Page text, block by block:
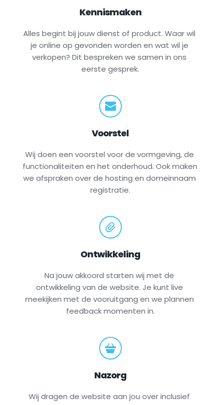
Kennismaken
Alles begint bij jouw dienst of product. Waar wil
je online op gevonden worden en wat wil je
verkopen? Dit bespreken we samen in ons
eerste gesprek.
Voorstel
Wij doen een voorstel voor de vormgeving, de
functionaliteiten en het onderhoud. Ook maken
we afspraken over de hosting en domeinnaam
registratie.
Ontwikkeling
Na jouw akkoord starten wij met de
ontwikkeling van de website. Je kunt live
meekijken met de vooruitgang en we plannen
feedback momenten in.
Nazorg
Wij dragen de website aan jou over inclusief